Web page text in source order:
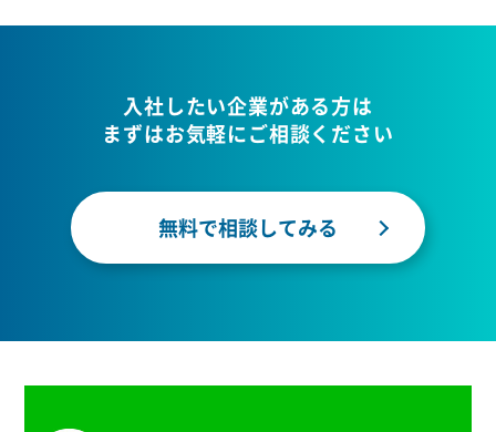
入社したい企業がある方は
まずはお気軽にご相談ください
無料で相談してみる